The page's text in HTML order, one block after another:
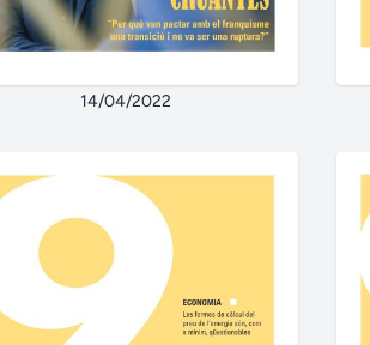
14/04/2022